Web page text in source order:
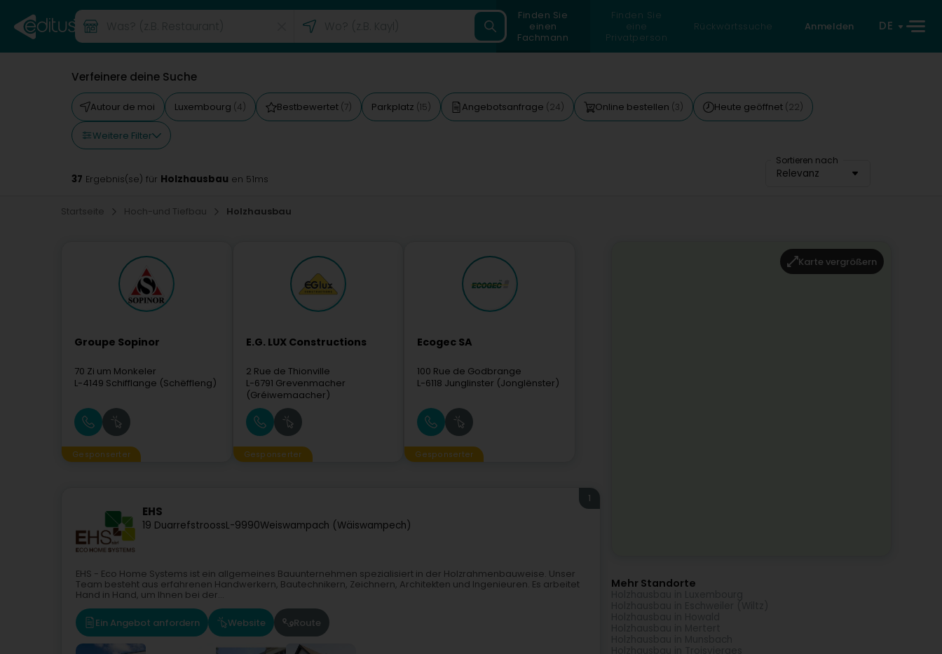
Finden Sie
einen
Fachmann
Finden Sie
eine
Privatperson
Rückwärtssuche Anmelden DE
Verfeinere deine Suche
Autour de moi Luxembourg (4) Bestbewertet (7) Parkplatz (15) Angebotsanfrage (24) Online bestellen (3) Heute geöffnet (22)
Weitere Filter
Sortieren nach
Relevanz
37 Ergebnis(se) für Holzhausbau en 51ms
Startseite Hoch-und Tiefbau Holzhausbau
Groupe Sopinor
70 Zi um Monkeler
L-4149 Schifflange (Schëffleng)
Gesponserter
E.G. LUX Constructions
2 Rue de Thionville
L-6791 Grevenmacher
(Gréiwemaacher)
Gesponserter
Ecogec SA
100 Rue de Godbrange
L-6118 Junglinster (Jonglënster)
Gesponserter
EHS
19 DuarrefstroossL-9990Weiswampach (Wäiswampech)
1
EHS - Eco Home Systems ist ein allgemeines Bauunternehmen spezialisiert in der Holzrahmenbauweise. Unser
Team besteht aus erfahrenen Handwerkern, Bautechnikern, Zeichnern, Architekten und Ingenieuren. Es arbeitet
Hand in Hand, um Ihnen bei der...
Ein Angebot anfordern Website Route
Karte vergrößern
Mehr Standorte